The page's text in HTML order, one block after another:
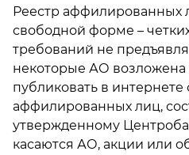
Реестр аффилированных
свободной форме –
требований не
некоторые АО возложена
публиковать в интернете
аффилированных лиц,
утвержденному
касаются АО, акции или